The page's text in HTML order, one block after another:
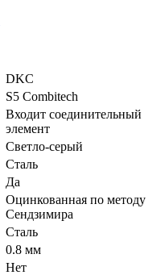
DKC
S5 Combitech
Входит соединительный
элемент
Светло-серый
Сталь
Да
Оцинкованная по методу
Сендзимира
Сталь
0.8 мм
Нет